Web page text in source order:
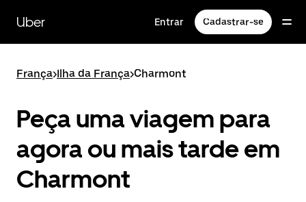
para
conteúdo
Uber Entrar Cadastrar-se
França>Ilha da França>Charmont
Peça uma viagem para
agora ou mais tarde em
Charmont